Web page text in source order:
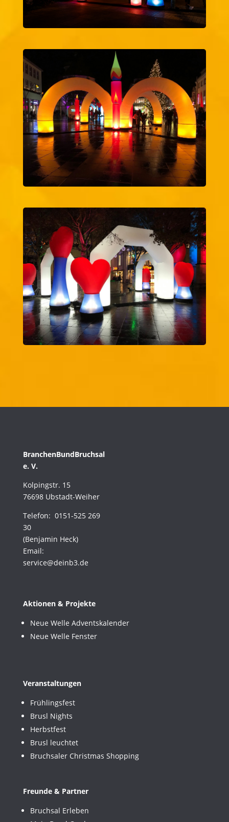
BranchenBundBruchsal
e. V.
Kolpingstr. 15
76698 Ubstadt-Weiher
Telefon: 0151-525 269
30
(Benjamin Heck)
Email:
service@deinb3.de
Aktionen & Projekte
Neue Welle Adventskalender
Neue Welle Fenster
Veranstaltungen
Frühlingsfest
Brusl Nights
Herbstfest
Brusl leuchtet
Bruchsaler Christmas Shopping
Freunde & Partner
Bruchsal Erleben